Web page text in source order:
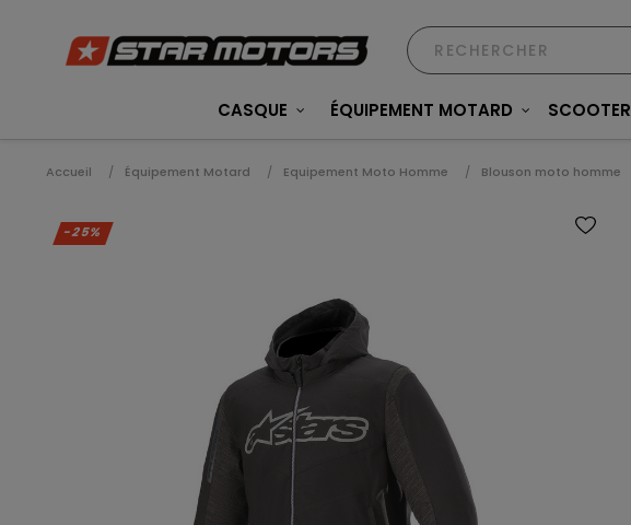
CASQUE ÉQUIPEMENT MOTARD SCOOTER
Accueil Équipement Motard Equipement Moto Homme Blouson moto homme
-25%